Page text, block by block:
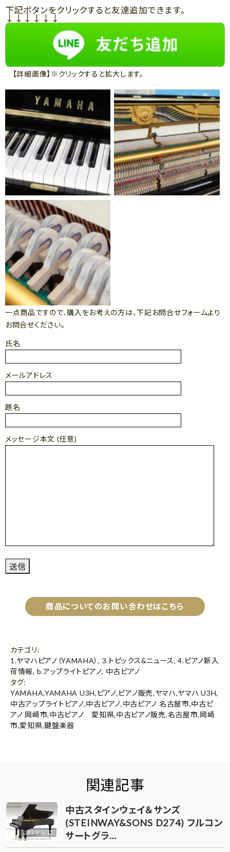
下記ボタンをクリックすると友達追加できます。
↓↓↓↓↓↓
【詳細画像】※クリックすると拡大します。
一点商品ですので、購入をお考えの方は、下記お問合せフォームより
お問合せください。
氏名
メールアドレス
題名
メッセージ本文 (任意)
商品についてのお問い合わせはこちら
カテゴリ:
1.ヤマハピアノ（YAMAHA）, 3.トピックス&ニュース,4.ピアノ新入
荷情報, b.アップライトピアノ, 中古ピアノ
タグ:
YAMAHA,YAMAHA U3H, ピアノ,ピアノ販売,ヤマハ,ヤマハ U3H,
中古アップライトピアノ,中古ピアノ,中古ピアノ 名古屋市,中古ピ
アノ 岡崎市,中古ピアノ 愛知県,中古ピアノ販売,名古屋市,岡崎
市,愛知県,鍵盤楽器
関連記事
2023/6/15
中古スタインウェイ＆サンズ
(STEINWAY&SONS D274) フルコン
サートグラ…